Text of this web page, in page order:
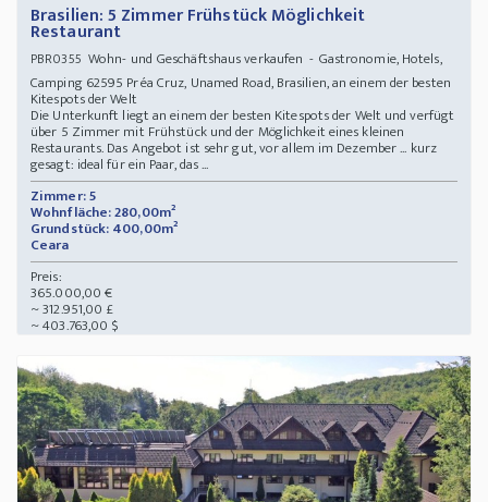
Brasilien: 5 Zimmer Frühstück Möglichkeit
Restaurant
PBR0355 Wohn- und Geschäftshaus verkaufen - Gastronomie, Hotels,
Camping 62595 Préa Cruz, Unamed Road, Brasilien, an einem der besten
Kitespots der Welt
Die Unterkunft liegt an einem der besten Kitespots der Welt und verfügt
über 5 Zimmer mit Frühstück und der Möglichkeit eines kleinen
Restaurants. Das Angebot ist sehr gut, vor allem im Dezember ... kurz
gesagt: ideal für ein Paar, das ...
Zimmer: 5
Wohnfläche: 280,00m²
Grundstück: 400,00m²
Ceara
Preis:
365.000,00 €
~ 312.951,00 £
~ 403.763,00 $